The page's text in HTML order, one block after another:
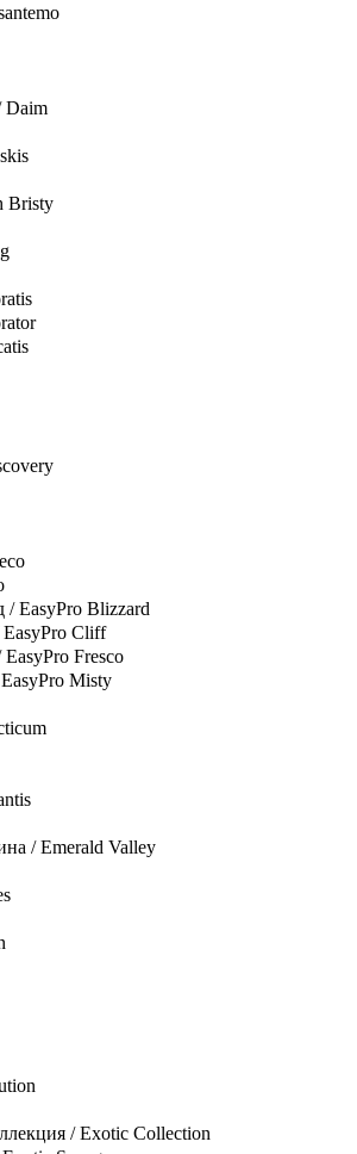
Daim
Bristy
/ EasyPro Blizzard
Cliff
Fresco
Misty
/ Emerald Valley
/ Exotic Collection